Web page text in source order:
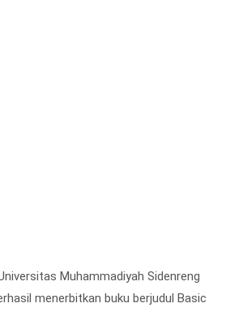
Muhammadiyah Sidenreng
menerbitkan buku berjudul Basic